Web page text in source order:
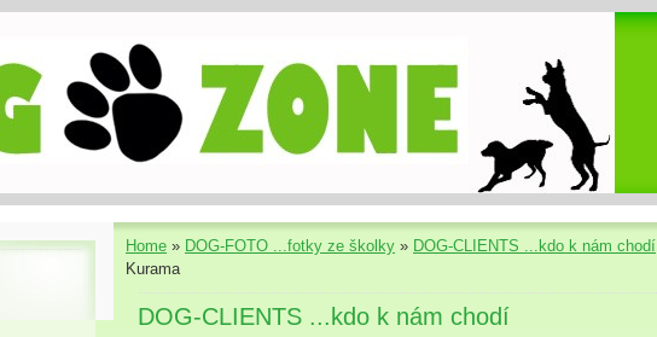
Home » DOG-FOTO ...fotky ze školky » DOG-CLIENTS ...kdo k nám chodí
Kurama
DOG-CLIENTS ...kdo k nám chodí